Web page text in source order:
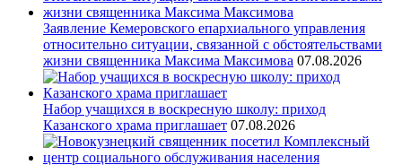
Заявление Кемеровского епархиального управления
относительно ситуации, связанной с обстоятельствами
жизни священника Максима Максимова 07.08.2026
Набор учащихся в воскресную школу: приход
Казанского храма приглашает 07.08.2026